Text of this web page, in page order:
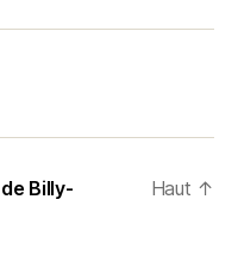
Billy-
Haut ↑